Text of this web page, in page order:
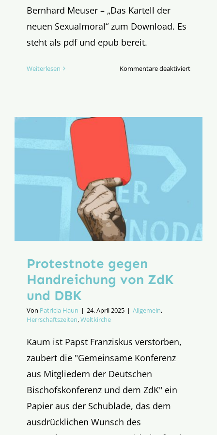
Bernhard Meuser – „Das Kartell der
neuen Sexualmoral“ zum Download. Es
steht als pdf und epub bereit.
Weiterlesen Kommentare deaktiviertfür
online
Protestnote gegen
Handreichung von ZdK
und DBK
Von Patricia Haun | 24. April 2025 | Allgemein,
Herrschaftszeiten,Weltkirche
Kaum ist Papst Franziskus verstorben,
zaubert die "Gemeinsame Konferenz
aus Mitgliedern der Deutschen
Bischofskonferenz und dem ZdK" ein
Papier aus der Schublade, das dem
ausdrücklichen Wunsch des